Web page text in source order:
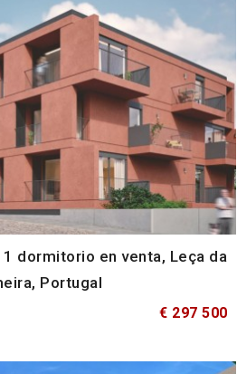
dormitorio en venta, Leça da
Portugal
€ 297 500